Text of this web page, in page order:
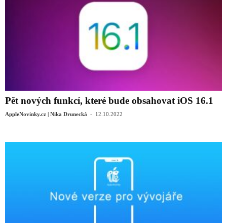
Pět nových funkcí, které bude obsahovat iOS 16.1
AppleNovinky.cz | Nika Drunecká - 12.10.2022